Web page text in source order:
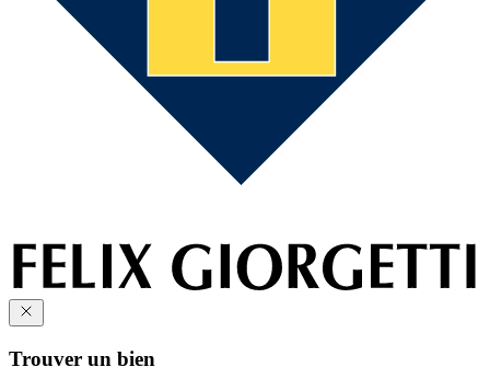
Trouver un bien